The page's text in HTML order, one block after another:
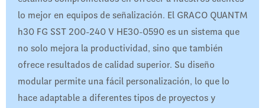
lo mejor en equipos de señalización. El GRACO QUANTM
h30 FG SST 200-240 V HE30-0590 es un sistema que
no solo mejora la productividad, sino que también
ofrece resultados de calidad superior. Su diseño
modular permite una fácil personalización, lo que lo
hace adaptable a diferentes tipos de proyectos y